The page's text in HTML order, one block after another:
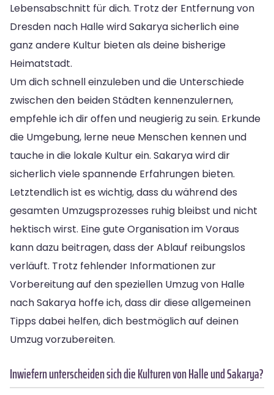
Lebensabschnitt für dich. Trotz der Entfernung von
Dresden nach Halle wird Sakarya sicherlich eine
ganz andere Kultur bieten als deine bisherige
Heimatstadt.
Um dich schnell einzuleben und die Unterschiede
zwischen den beiden Städten kennenzulernen,
empfehle ich dir offen und neugierig zu sein. Erkunde
die Umgebung, lerne neue Menschen kennen und
tauche in die lokale Kultur ein. Sakarya wird dir
sicherlich viele spannende Erfahrungen bieten.
Letztendlich ist es wichtig, dass du während des
gesamten Umzugsprozesses ruhig bleibst und nicht
hektisch wirst. Eine gute Organisation im Voraus
kann dazu beitragen, dass der Ablauf reibungslos
verläuft. Trotz fehlender Informationen zur
Vorbereitung auf den speziellen Umzug von Halle
nach Sakarya hoffe ich, dass dir diese allgemeinen
Tipps dabei helfen, dich bestmöglich auf deinen
Umzug vorzubereiten.
Inwiefern unterscheiden sich die Kulturen von Halle und Sakarya?